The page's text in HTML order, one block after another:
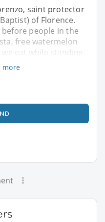
saint protector
of Florence.
before people in the
free watermelon
eat while standing.
more